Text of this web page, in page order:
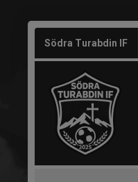
Södra Turabdin IF